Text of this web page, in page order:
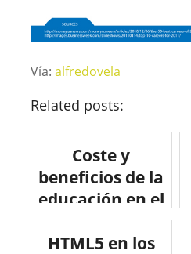
Vía: alfredovela
Related posts:
Coste y
beneficios de la
educación en el
#infografia
HTML5 en los